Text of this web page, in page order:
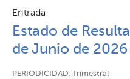
Entrada
Estado de
de Junio de 2026
PERIODICIDAD: Trimestral